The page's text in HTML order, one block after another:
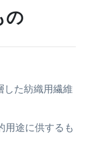
の
した紡織用繊維
用途に供するも